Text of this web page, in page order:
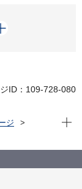
ID：109-728-080
ジ
現在